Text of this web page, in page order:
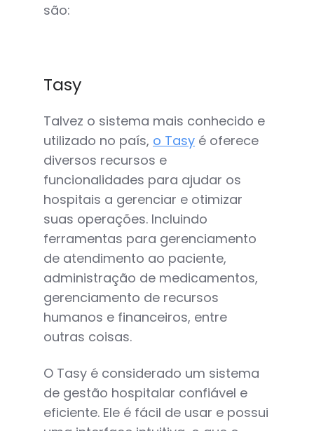
são:
Tasy
Talvez o sistema mais conhecido e
utilizado no país, o Tasy é oferece
diversos recursos e
funcionalidades para ajudar os
hospitais a gerenciar e otimizar
suas operações. Incluindo
ferramentas para gerenciamento
de atendimento ao paciente,
administração de medicamentos,
gerenciamento de recursos
humanos e financeiros, entre
outras coisas.
O Tasy é considerado um sistema
de gestão hospitalar confiável e
eficiente. Ele é fácil de usar e possui